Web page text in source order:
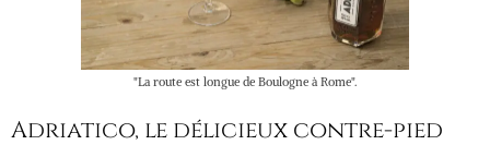
"La route est longue de Boulogne à Rome".
Adriatico, le délicieux contre-pied